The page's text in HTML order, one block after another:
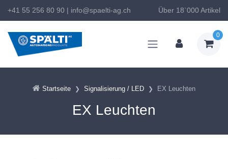
+41 55 256 80 90 | info@spaelti-ag.ch Über 18`000 Artikel
0
Startseite Signalisierung / LED EX Leuchten
EX Leuchten